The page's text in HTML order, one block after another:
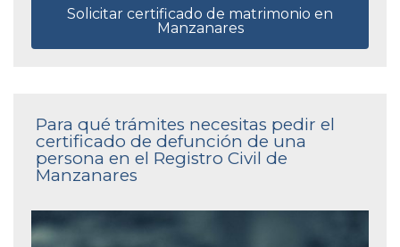
Solicitar certificado de matrimonio en
Manzanares
Para qué trámites necesitas pedir el
certificado de defunción de una
persona en el Registro Civil de
Manzanares